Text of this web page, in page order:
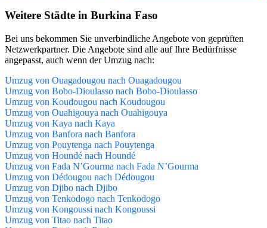
Weitere Städte in Burkina Faso
Bei uns bekommen Sie unverbindliche Angebote von geprüften
Netzwerkpartner. Die Angebote sind alle auf Ihre Bedürfnisse
angepasst, auch wenn der Umzug nach:
Umzug von Ouagadougou nach Ouagadougou
Umzug von Bobo-Dioulasso nach Bobo-Dioulasso
Umzug von Koudougou nach Koudougou
Umzug von Ouahigouya nach Ouahigouya
Umzug von Kaya nach Kaya
Umzug von Banfora nach Banfora
Umzug von Pouytenga nach Pouytenga
Umzug von Houndé nach Houndé
Umzug von Fada N’Gourma nach Fada N’Gourma
Umzug von Dédougou nach Dédougou
Umzug von Djibo nach Djibo
Umzug von Tenkodogo nach Tenkodogo
Umzug von Kongoussi nach Kongoussi
Umzug von Titao nach Titao